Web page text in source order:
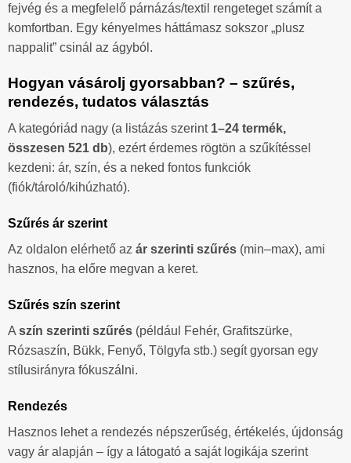
fejvég és a megfelelő párnázás/textil rengeteget számít a
komfortban. Egy kényelmes háttámasz sokszor „plusz
nappalit” csinál az ágyból.
Hogyan vásárolj gyorsabban? – szűrés,
rendezés, tudatos választás
A kategóriád nagy (a listázás szerint 1–24 termék,
összesen 521 db), ezért érdemes rögtön a szűkítéssel
kezdeni: ár, szín, és a neked fontos funkciók
(fiók/tároló/kihúzható).
Szűrés ár szerint
Az oldalon elérhető az ár szerinti szűrés (min–max), ami
hasznos, ha előre megvan a keret.
Szűrés szín szerint
A szín szerinti szűrés (például Fehér, Grafitszürke,
Rózsaszín, Bükk, Fenyő, Tölgyfa stb.) segít gyorsan egy
stílusirányra fókuszálni.
Rendezés
Hasznos lehet a rendezés népszerűség, értékelés, újdonság
vagy ár alapján – így a látogató a saját logikája szerint